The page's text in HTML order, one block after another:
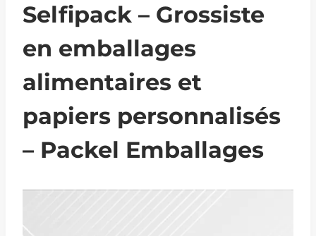
Selfipack – Grossiste
en emballages
alimentaires et
papiers personnalisés
– Packel Emballages